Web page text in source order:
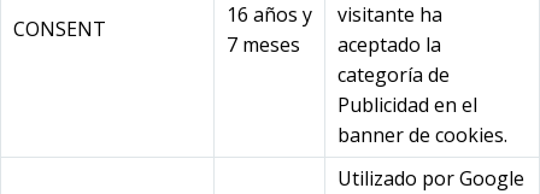
CONSENT
16 años y
7 meses
visitante ha
aceptado la
categoría de
Publicidad en el
banner de cookies.
Utilizado por Google